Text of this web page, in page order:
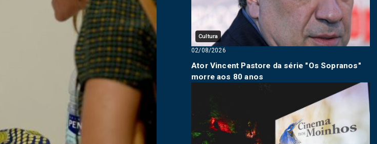
Cultura
02/08/2026
Ator Vincent Pastore da série "Os Sopranos"
morre aos 80 anos